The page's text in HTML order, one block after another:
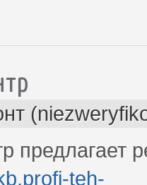
предлагает
teh-